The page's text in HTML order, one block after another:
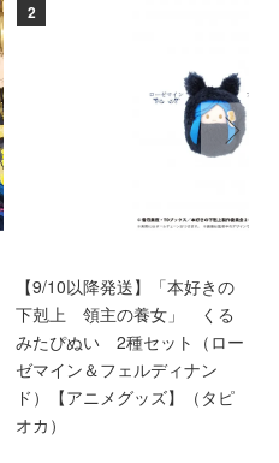
2
【9/10以降発送】「本好きの
下剋上 領主の養女」 くる
みたぴぬい 2種セット（ロー
ゼマイン＆フェルディナン
ド）【アニメグッズ】（タピ
オカ）